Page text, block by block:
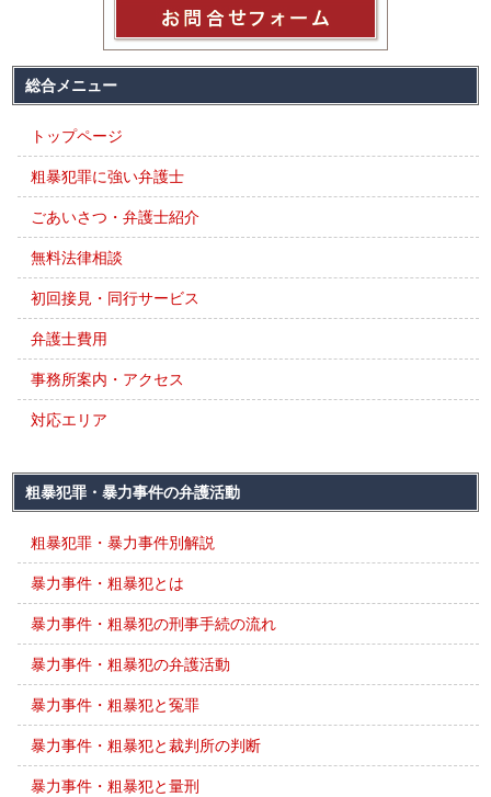
総合メニュー
トップページ
粗暴犯罪に強い弁護士
ごあいさつ・弁護士紹介
無料法律相談
初回接見・同行サービス
弁護士費用
事務所案内・アクセス
対応エリア
粗暴犯罪・暴力事件の弁護活動
粗暴犯罪・暴力事件別解説
暴力事件・粗暴犯とは
暴力事件・粗暴犯の刑事手続の流れ
暴力事件・粗暴犯の弁護活動
暴力事件・粗暴犯と冤罪
暴力事件・粗暴犯と裁判所の判断
暴力事件・粗暴犯と量刑